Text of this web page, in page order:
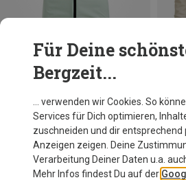
Du sparst 32%
Für Deine
Bergzeit...
… verwenden wir Cookies. So
Services für Dich optimieren,
zuschneiden und dir entsprechend
Anzeigen zeigen. Deine
Verarbeitung Deiner Daten u.a.
Mehr Infos findest Du auf der